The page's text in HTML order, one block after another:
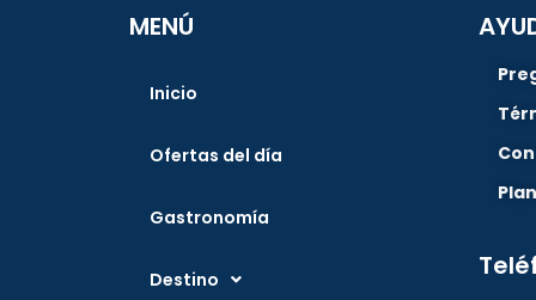
MENÚ
Inicio
Ofertas del día
Gastronomía
Destino